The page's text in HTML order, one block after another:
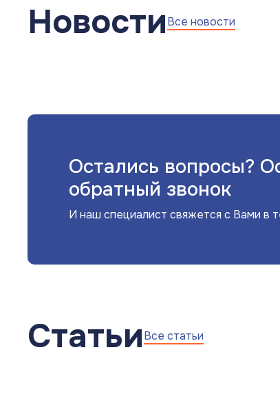
НовостиВсе новости
Остались вопросы?
обратный звонок
И наш специалист свяжется с Вами в
СтатьиВсе статьи